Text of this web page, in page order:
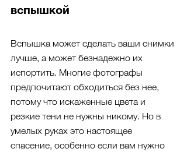
вспышкой
Вспышка может сделать ваши снимки
лучше, а может безнадежно их
испортить. Многие фотографы
предпочитают обходиться без нее,
потому что искаженные цвета и
резкие тени не нужны никому. Но в
умелых руках это настоящее
спасение, особенно если вам нужно